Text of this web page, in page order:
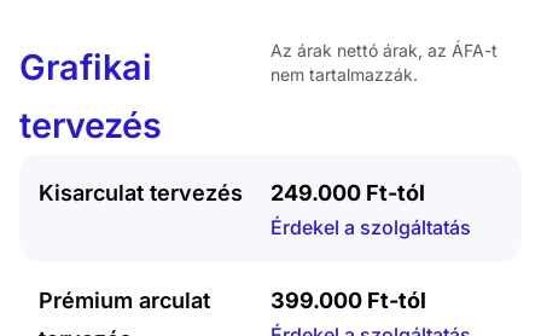
Grafikai
tervezés
Az árak nettó árak, az ÁFA-t
nem tartalmazzák.
Kisarculat tervezés 249.000 Ft-tól
Érdekel a szolgáltatás
Prémium arculat
399.000 Ft-tól